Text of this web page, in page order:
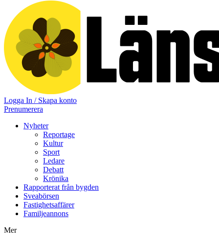
Logga In / Skapa konto
Prenumerera
Nyheter
Reportage
Kultur
Sport
Ledare
Debatt
Krönika
Rapporterat från bygden
Sveabörsen
Fastighetsaffärer
Familjeannons
Mer